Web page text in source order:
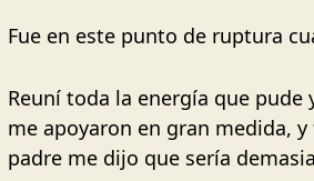
Fue en este punto de ruptura
Reuní toda la energía que
me apoyaron en gran medida,
padre me dijo que sería